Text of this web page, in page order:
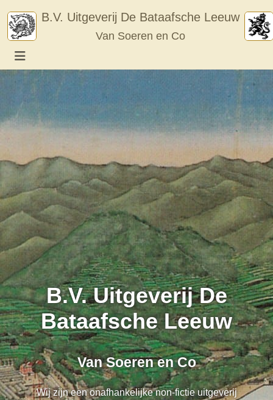
content
B.V. Uitgeverij De Bataafsche Leeuw
Van Soeren en Co
B.V. Uitgeverij De
Bataafsche Leeuw
Van Soeren en Co
Wij zijn een onafhankelijke non-fictie uitgeverij